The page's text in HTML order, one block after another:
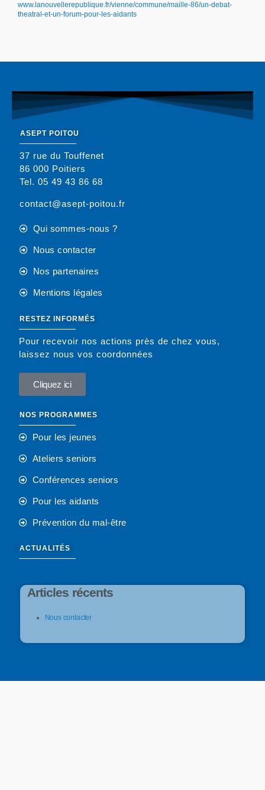
www.lanouvellerepublique.fr/vienne/commune/maille-86/un-debat-
theatral-et-un-forum-pour-les-aidants
ASEPT POITOU
37 rue du Touffenet
86 000 Poitiers
Tel. 05 49 43 86 68
contact@asept-poitou.fr
Qui sommes-nous ?
Nous contacter
Nos partenaires
Mentions légales
RESTEZ INFORMÉS
Pour recevoir nos actions près de chez vous,
laissez nous vos coordonnées
Cliquez ici
NOS PROGRAMMES
Pour les jeunes
Ateliers seniors
Conférences seniors
Pour les aidants
Prévention du mal-être
ACTUALITÉS
Articles récents
Nous contacter